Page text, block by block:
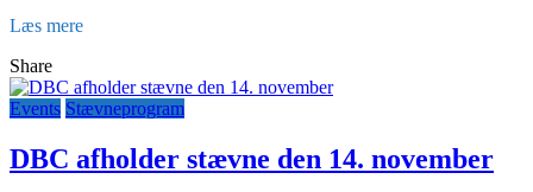
Læs mere
Share
Events Stævneprogram
DBC afholder stævne den 14. november